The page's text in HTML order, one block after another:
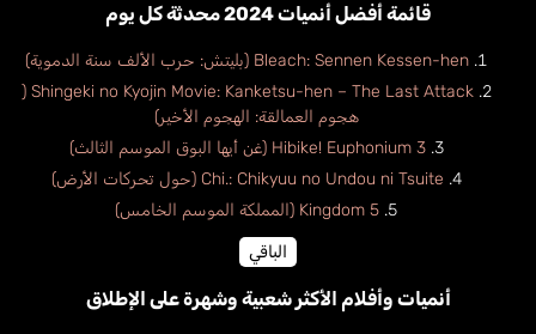
قائمة أفضل أنميات 2024 محدثة كل يوم
Bleach: Sennen Kessen-hen (بليتش: حرب الألف سنة الدموية)
Shingeki no Kyojin Movie: Kanketsu-hen – The Last Attack (
هجوم العمالقة: الهجوم الأخير)
Hibike! Euphonium 3 (غن أيها البوق الموسم الثالث)
Chi.: Chikyuu no Undou ni Tsuite (حول تحركات الأرض)
Kingdom 5 (المملكة الموسم الخامس)
الباقي
أنميات وأفلام الأكثر شعبية وشهرة على الإطلاق